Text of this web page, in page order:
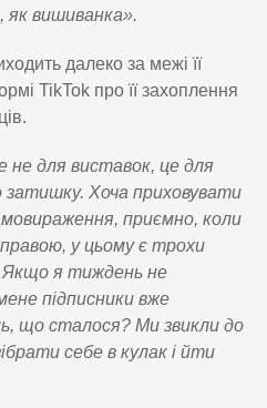
як вишиванка».
далеко за межі її
TikTok про її захоплення
не для виставок, це для
Хоча приховувати
приємно, коли
у цьому є трохи
Якщо я тиждень не
підписники вже
що сталося? Ми звикли до
себе в кулак і йти